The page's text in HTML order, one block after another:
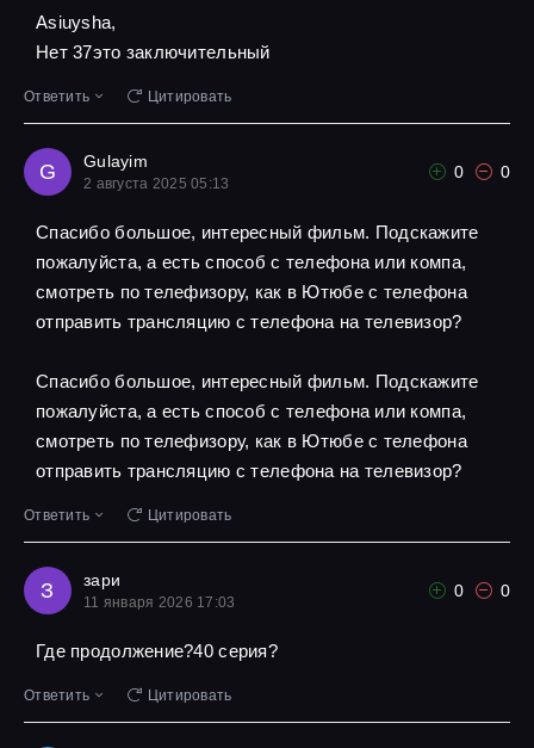
Asiuysha,
Нет 37это заключительный
Ответить Цитировать
G Gulayim
2 августа 2025 05:13
0 0
Спасибо большое, интересный фильм. Подскажите
пожалуйста, а есть способ с телефона или компа,
смотреть по телефизору, как в Ютюбе с телефона
отправить трансляцию с телефона на телевизор?
Спасибо большое, интересный фильм. Подскажите
пожалуйста, а есть способ с телефона или компа,
смотреть по телефизору, как в Ютюбе с телефона
отправить трансляцию с телефона на телевизор?
Ответить Цитировать
З зари
11 января 2026 17:03
0 0
Где продолжение?40 серия?
Ответить Цитировать